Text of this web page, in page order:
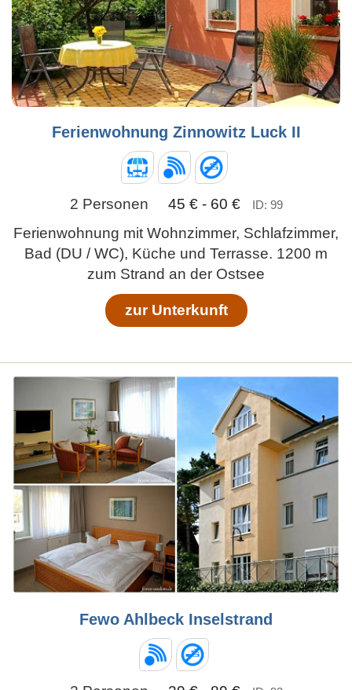
Ferienwohnung Zinnowitz Luck II
2 Personen 45 € - 60 € ID: 99
Ferienwohnung mit Wohnzimmer, Schlafzimmer,
Bad (DU / WC), Küche und Terrasse. 1200 m
zum Strand an der Ostsee
zur Unterkunft
Fewo Ahlbeck Inselstrand